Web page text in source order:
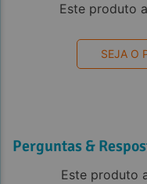
Este produto
SEJA O
Perguntas &
Este produto